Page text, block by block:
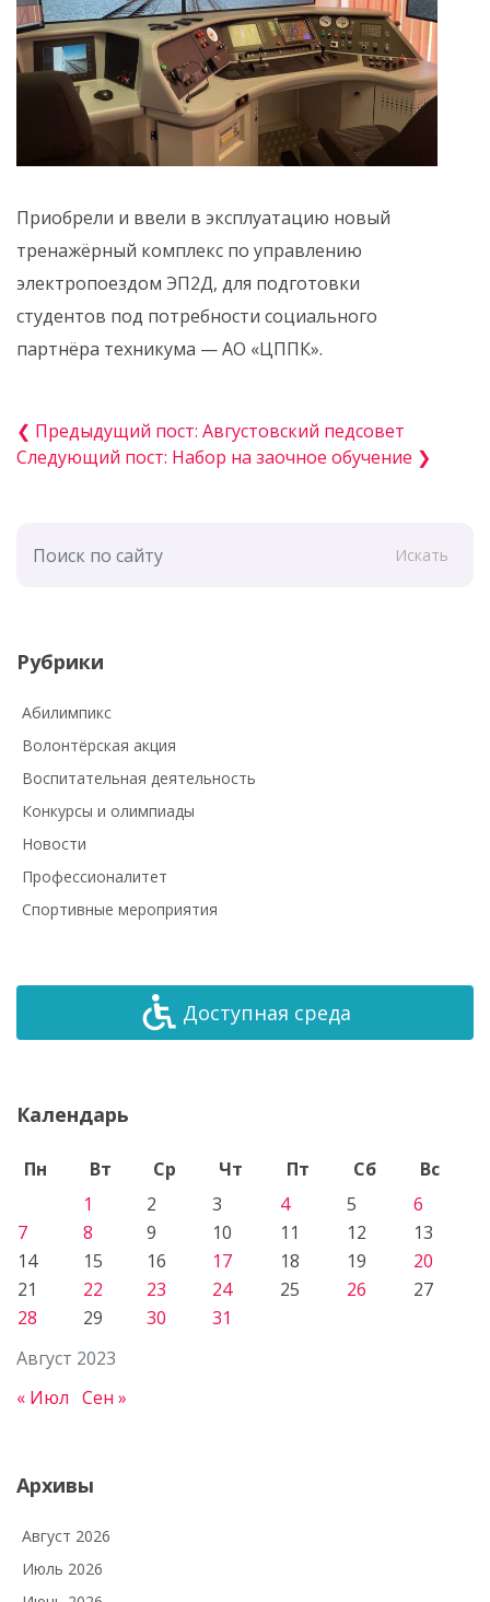
Приобрели и ввели в эксплуатацию новый
тренажёрный комплекс по управлению
электропоездом ЭП2Д, для подготовки
студентов под потребности социального
партнёра техникума — АО «ЦППК».
❮ Предыдущий пост: Августовский педсовет
Следующий пост: Набор на заочное обучение ❯
Искать
Рубрики
Абилимпикс
Волонтёрская акция
Воспитательная деятельность
Конкурсы и олимпиады
Новости
Профессионалитет
Спортивные мероприятия
Доступная среда
Календарь
Август 2023
Пн Вт Ср Чт Пт Сб
Вс
1
2 3 4 5
6
7
8 9 10 11 12
13
14
15 16 17 18 19
20
21
22 23 24 25 26
27
28
29 30 31
« Июл Сен »
Архивы
Август 2026
Июль 2026